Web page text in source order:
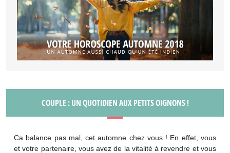
COUPLE : UN QUOTIDIEN AUX PETITS OIGNONS !
Ca balance pas mal, cet automne chez vous ! En effet, vous
et votre partenaire, vous avez de la vitalité à revendre et vous